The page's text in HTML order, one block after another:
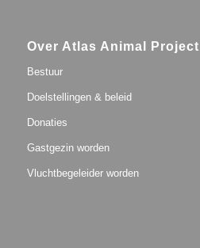
Over Atlas Animal Project
Bestuur
Doelstellingen & beleid
Donaties
Gastgezin worden
Vluchtbegeleider worden